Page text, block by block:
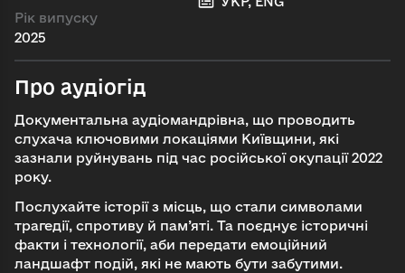
Рік випуску
2025
Про аудіогід
Документальна аудіомандрівна, що проводить
слухача ключовими локаціями Київщини, які
зазнали руйнувань під час російської окупації 2022
року.
Послухайте історії з місць, що стали символами
трагедії, спротиву й пам’яті. Та поєднує історичні
факти і технології, аби передати емоційний
ландшафт подій, які не мають бути забутими.